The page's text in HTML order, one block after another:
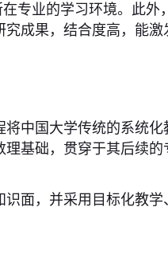
专业的学习环境。此外
成果，结合度高，能激
将中国大学传统的系统化
基础，贯穿于其后续的
面，并采用目标化教学